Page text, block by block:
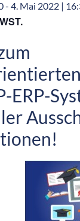
- 4. Mai 2022 |
ERP-